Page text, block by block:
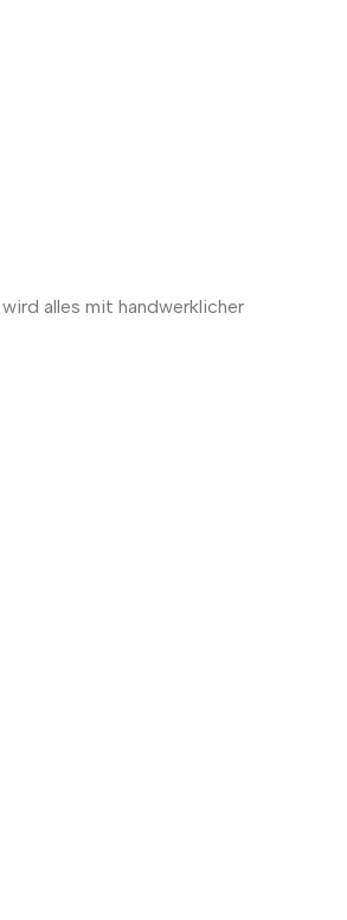
alles mit handwerklicher